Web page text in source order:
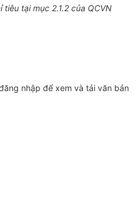
tại mục 2.1.2 của QCVN
nhập để xem và tải văn bản